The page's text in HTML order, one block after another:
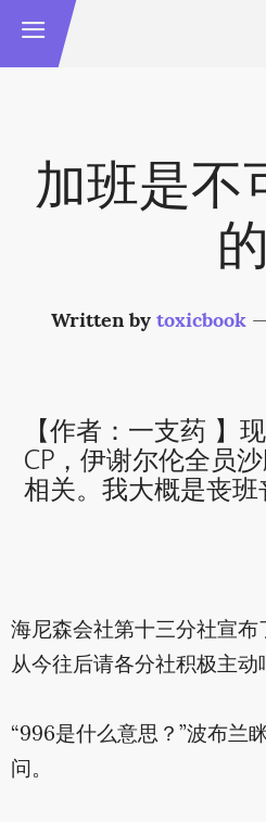
加班是不
的
Written bytoxicbook —
【作者：一支药 】
CP，伊谢尔伦全员
相关。我大概是丧
海尼森会社第十三分社宣布
从今往后请各分社积极主动
“996是什么意思？”波布兰
问。